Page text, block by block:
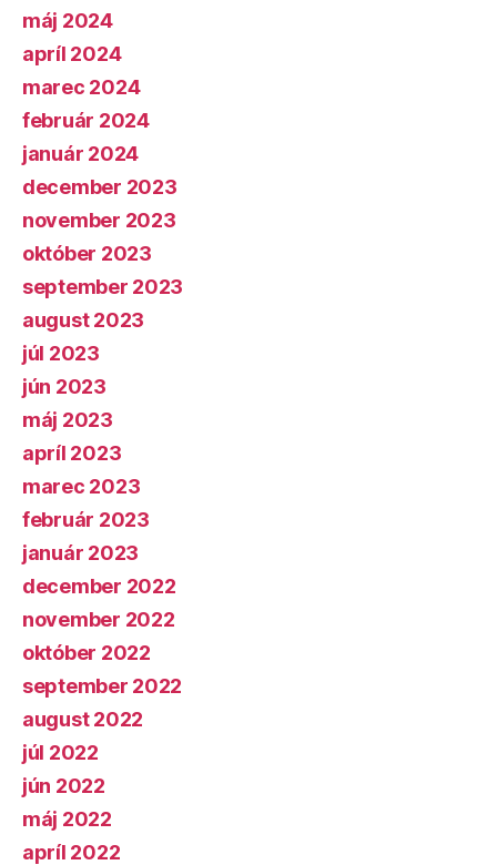
máj 2024
apríl 2024
marec 2024
február 2024
január 2024
december 2023
november 2023
október 2023
september 2023
august 2023
júl 2023
jún 2023
máj 2023
apríl 2023
marec 2023
február 2023
január 2023
december 2022
november 2022
október 2022
september 2022
august 2022
júl 2022
jún 2022
máj 2022
apríl 2022